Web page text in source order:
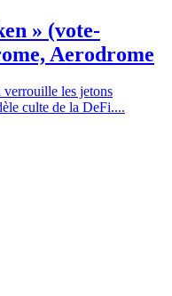
» (vote-
Aerodrome
les jetons
culte de la DeFi....